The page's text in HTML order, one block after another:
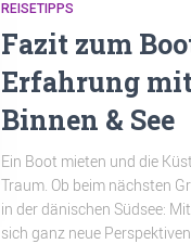
REISETIPPS
Fazit zum
Erfahrung mit
Binnen & See
Ein Boot mieten und die
Traum. Ob beim nächsten
in der dänischen Südsee:
sich ganz neue